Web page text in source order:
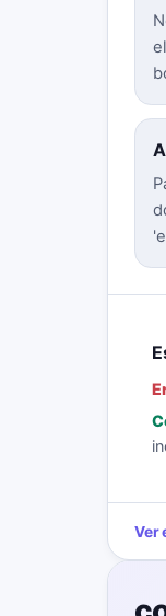
Ver